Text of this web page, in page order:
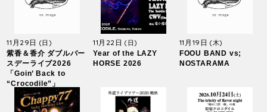
11月29日 (日)
紫香＆香介 ダブルバー
スデーライブ2026
「Goin’ Back to
“Crocodile”」
11月22日(日)
Year of the LAZY
HORSE 2026
11月19日 (木)
FOOU BAND vs;
NOSTARAMA